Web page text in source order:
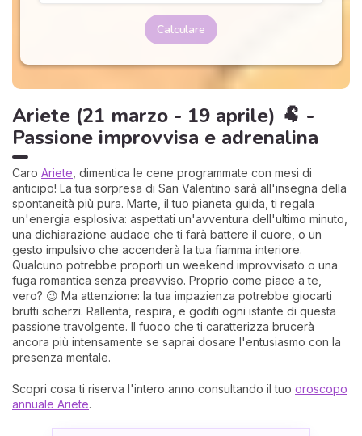
Calculare
Ariete (21 marzo - 19 aprile) 🐏 -
Passione improvvisa e adrenalina
Caro Ariete , dimentica le cene programmate con mesi di
anticipo! La tua sorpresa di San Valentino sarà all'insegna della
spontaneità più pura. Marte, il tuo pianeta guida, ti regala
un'energia esplosiva: aspettati un'avventura dell'ultimo minuto,
una dichiarazione audace che ti farà battere il cuore, o un
gesto impulsivo che accenderà la tua fiamma interiore.
Qualcuno potrebbe proporti un weekend improvvisato o una
fuga romantica senza preavviso. Proprio come piace a te,
vero? 😉 Ma attenzione: la tua impazienza potrebbe giocarti
brutti scherzi. Rallenta, respira, e goditi ogni istante di questa
passione travolgente. Il fuoco che ti caratterizza brucerà
ancora più intensamente se saprai dosare l'entusiasmo con la
presenza mentale.
Scopri cosa ti riserva l'intero anno consultando il tuo oroscopo
annuale Ariete.